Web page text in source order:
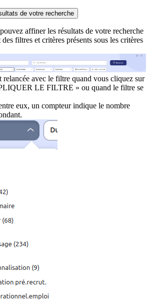
de votre recherche
affiner les résultats de votre recherche
filtres et critères présents sous les critères
relancée avec le filtre quand vous cliquez sur
LE FILTRE » ou quand le filtre se
eux, un compteur indique le nombre